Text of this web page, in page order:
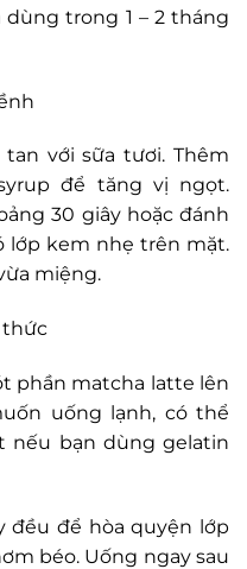
trong 1 – 2 tháng
với sữa tươi. Thêm
để tăng vị ngọt.
30 giây hoặc đánh
lớp kem nhẹ trên mặt.
miệng.
thức
phần matcha latte lên
uống lạnh, có thể
nếu bạn dùng gelatin
đều để hòa quyện lớp
béo. Uống ngay sau